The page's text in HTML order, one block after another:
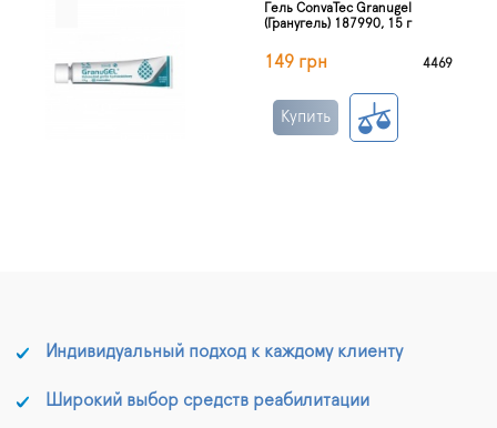
Гель ConvaTec Granugel
(Гранугель) 187990, 15 г
149 грн 4469
Купить
Индивидуальный подход к каждому клиенту
Широкий выбор средств реабилитации